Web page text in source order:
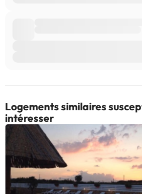
Logements similaires
intéresser